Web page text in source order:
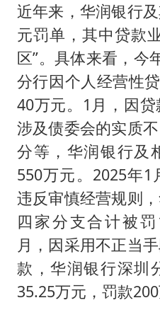
近年来，华润银行
元罚单，其中贷款
区”。具体来看，今
分行因个人经营性
40万元。1月，因贷
涉及债委会的实质
分等，华润银行及
550万元。2025年
违反审慎经营规则
四家分支合计被
月，因采用不正当
款，华润银行深圳
35.25万元，罚款200